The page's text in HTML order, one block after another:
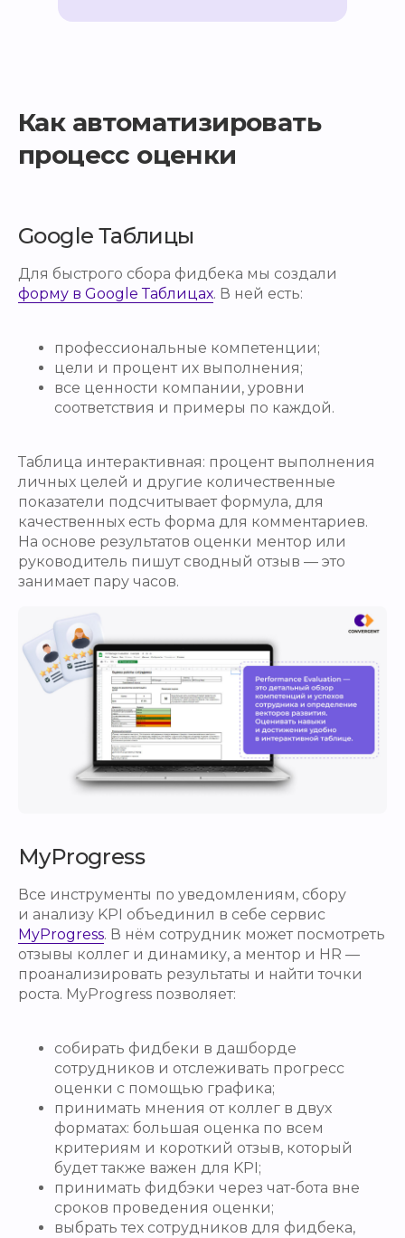
Как автоматизировать
процесс оценки
Google Таблицы
Для быстрого сбора фидбека мы создали
форму в Google Таблицах. В ней есть:
профессиональные компетенции;
цели и процент их выполнения;
все ценности компании, уровни
соответствия и примеры по каждой.
Таблица интерактивная: процент выполнения
личных целей и другие количественные
показатели подсчитывает формула, для
качественных есть форма для комментариев.
На основе результатов оценки ментор или
руководитель пишут сводный отзыв — это
занимает пару часов.
MyProgress
Все инструменты по уведомлениям, сбору
и анализу KPI объединил в себе сервис
MyProgress. В нём сотрудник может посмотреть
отзывы коллег и динамику, а ментор и HR —
проанализировать результаты и найти точки
роста. MyProgress позволяет:
собирать фидбеки в дашборде
сотрудников и отслеживать прогресс
оценки с помощью графика;
принимать мнения от коллег в двух
форматах: большая оценка по всем
критериям и короткий отзыв, который
будет также важен для KPI;
принимать фидбэки через чат-бота вне
сроков проведения оценки;
выбрать тех сотрудников для фидбека,